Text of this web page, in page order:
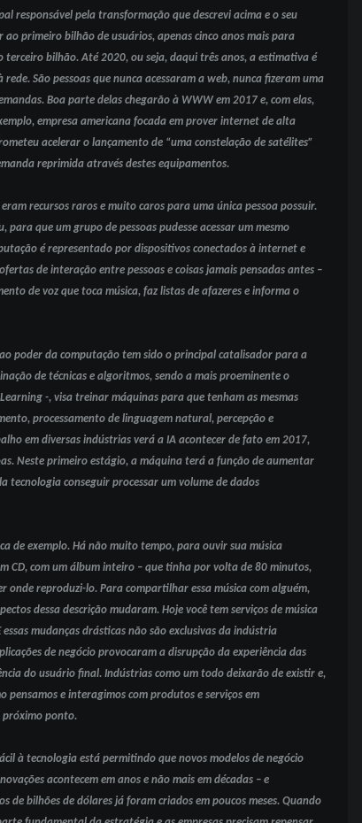
pela transformação que descrevi acima e o seu
primeiro bilhão de usuários, apenas cinco anos mais para
bilhão. Até 2020, ou seja, daqui três anos, a estimativa é
São pessoas que nunca acessaram a web, nunca fizeram uma
Boa parte delas chegarão à WWW em 2017 e, com elas,
empresa americana focada em prover internet de alta
acelerar o lançamento de “uma constelação de satélites”
reprimida através destes equipamentos.
recursos raros e muito caros para uma única pessoa possuir.
que um grupo de pessoas pudesse acessar um mesmo
é representado por dispositivos conectados à internet e
de interação entre pessoas e coisas jamais pensadas antes –
de voz que toca música, faz listas de afazeres e informa o
poder da computação tem sido o principal catalisador para a
de técnicas e algoritmos, sendo a mais proeminente o
-, visa treinar máquinas para que tenham as mesmas
processamento de linguagem natural, percepção e
em diversas indústrias verá a IA acontecer de fato em 2017,
Neste primeiro estágio, a máquina terá a função de aumentar
tecnologia conseguir processar um volume de dados
exemplo. Há não muito tempo, para ouvir sua música
CD, com um álbum inteiro – que tinha por volta de 80 minutos,
onde reproduzi-lo. Para compartilhar essa música com alguém,
dessa descrição mudaram. Hoje você tem serviços de música
mudanças drásticas não são exclusivas da indústria
de negócio provocaram a disrupção da experiência das
do usuário final. Indústrias como um todo deixarão de existir e,
pensamos e interagimos com produtos e serviços em
próximo ponto.
à tecnologia está permitindo que novos modelos de negócio
acontecem em anos e não mais em décadas – e
de bilhões de dólares já foram criados em poucos meses. Quando